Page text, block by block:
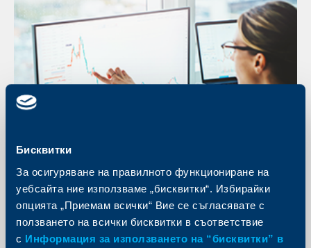
Бисквитки
За осигуряване на правилното функциониране на
уебсайта ние използваме „бисквитки“. Избирайки
опцията „Приемам всички“ Вие се съгласявате с
ползването на всички бисквитки в съответствие
с Информация за използването на “бисквитки” в
Лихвен суап